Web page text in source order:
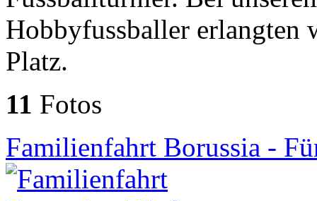
Hobbyfussballer erlangten
Platz.
11 Fotos
Familienfahrt Borussia -